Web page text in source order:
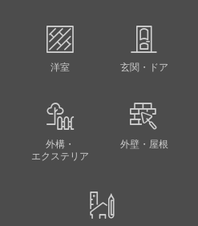
洋室 玄関・ドア
外構・
エクステリア
外壁・屋根